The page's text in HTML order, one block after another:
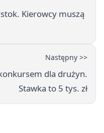
Kierowcy muszą
Następny >>
dla drużyn.
Stawka to 5 tys. zł